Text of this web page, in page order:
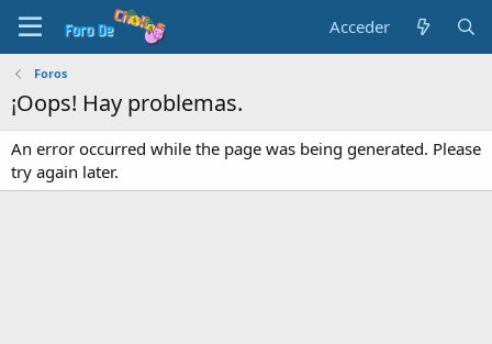
Acceder
Foros
¡Oops! Hay problemas.
An error occurred while the page was being generated. Please
try again later.